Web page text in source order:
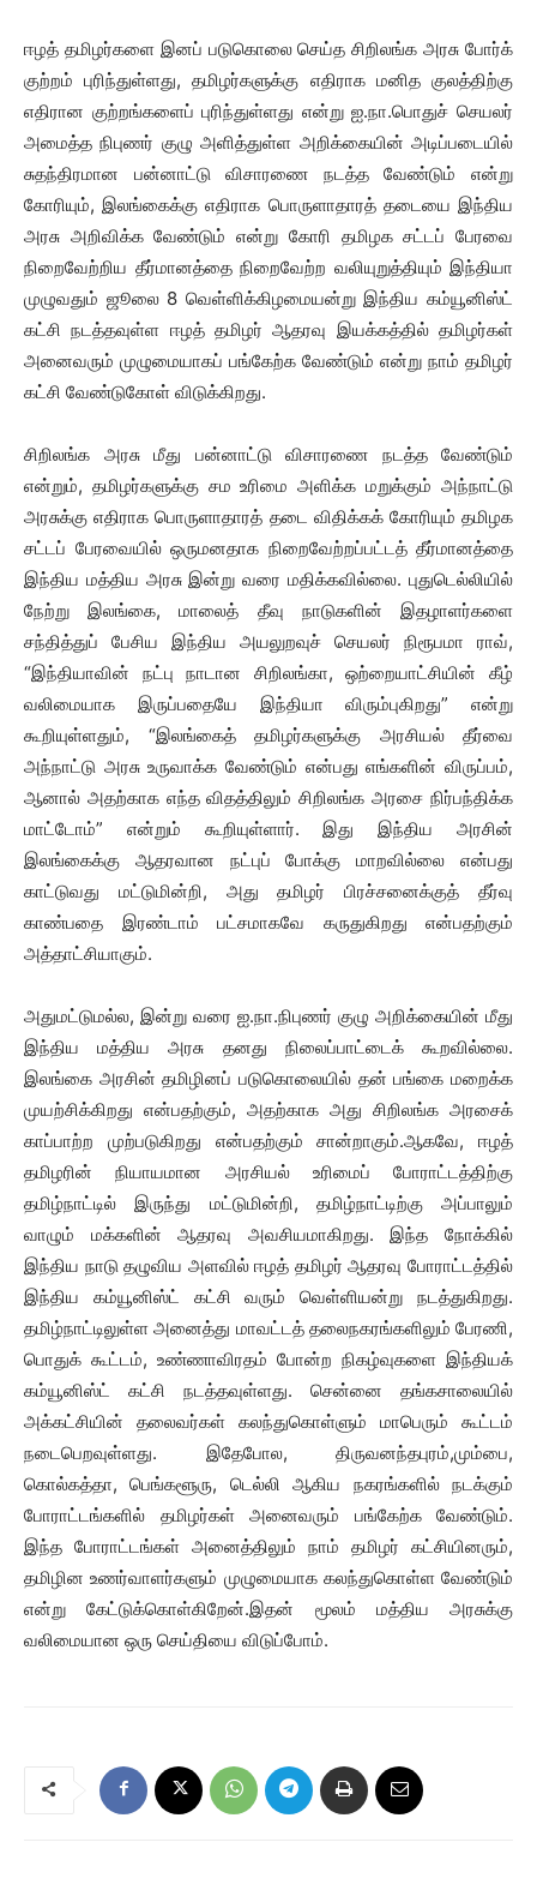
ஈழத் தமிழர்களை இனப் படுகொலை செய்த சிறிலங்க அரசு போர்க்
குற்றம் புரிந்துள்ளது, தமிழர்களுக்கு எதிராக மனித குலத்திற்கு
எதிரான குற்றங்களைப் புரிந்துள்ளது என்று ஐ.நா.பொதுச் செயலர்
அமைத்த நிபுணர் குழு அளித்துள்ள அறிக்கையின் அடிப்படையில்
சுதந்திரமான பன்னாட்டு விசாரணை நடத்த வேண்டும் என்று
கோரியும், இலங்கைக்கு எதிராக பொருளாதாரத் தடையை இந்திய
அரசு அறிவிக்க வேண்டும் என்று கோரி தமிழக சட்டப் பேரவை
நிறைவேற்றிய தீர்மானத்தை நிறைவேற்ற வலியுறுத்தியும் இந்தியா
முழுவதும் ஜூலை 8 வெள்ளிக்கிழமையன்று இந்திய கம்யூனிஸ்ட்
கட்சி நடத்தவுள்ள ஈழத் தமிழர் ஆதரவு இயக்கத்தில் தமிழர்கள்
அனைவரும் முழுமையாகப் பங்கேற்க வேண்டும் என்று நாம் தமிழர்
கட்சி வேண்டுகோள் விடுக்கிறது.
சிறிலங்க அரசு மீது பன்னாட்டு விசாரணை நடத்த வேண்டும்
என்றும், தமிழர்களுக்கு சம உரிமை அளிக்க மறுக்கும் அந்நாட்டு
அரசுக்கு எதிராக பொருளாதாரத் தடை விதிக்கக் கோரியும் தமிழக
சட்டப் பேரவையில் ஒருமனதாக நிறைவேற்றப்பட்டத் தீர்மானத்தை
இந்திய மத்திய அரசு இன்று வரை மதிக்கவில்லை. புதுடெல்லியில்
நேற்று இலங்கை, மாலைத் தீவு நாடுகளின் இதழாளர்களை
சந்தித்துப் பேசிய இந்திய அயலுறவுச் செயலர் நிரூபமா ராவ்,
“இந்தியாவின் நட்பு நாடான சிறிலங்கா, ஒற்றையாட்சியின் கீழ்
வலிமையாக இருப்பதையே இந்தியா விரும்புகிறது” என்று
கூறியுள்ளதும், “இலங்கைத் தமிழர்களுக்கு அரசியல் தீர்வை
அந்நாட்டு அரசு உருவாக்க வேண்டும் என்பது எங்களின் விருப்பம்,
ஆனால் அதற்காக எந்த விதத்திலும் சிறிலங்க அரசை நிர்பந்திக்க
மாட்டோம்” என்றும் கூறியுள்ளார். இது இந்திய அரசின்
இலங்கைக்கு ஆதரவான நட்புப் போக்கு மாறவில்லை என்பது
காட்டுவது மட்டுமின்றி, அது தமிழர் பிரச்சனைக்குத் தீர்வு
காண்பதை இரண்டாம் பட்சமாகவே கருதுகிறது என்பதற்கும்
அத்தாட்சியாகும்.
அதுமட்டுமல்ல, இன்று வரை ஐ.நா.நிபுணர் குழு அறிக்கையின் மீது
இந்திய மத்திய அரசு தனது நிலைப்பாட்டைக் கூறவில்லை.
இலங்கை அரசின் தமிழினப் படுகொலையில் தன் பங்கை மறைக்க
முயற்சிக்கிறது என்பதற்கும், அதற்காக அது சிறிலங்க அரசைக்
காப்பாற்ற முற்படுகிறது என்பதற்கும் சான்றாகும்.ஆகவே, ஈழத்
தமிழரின் நியாயமான அரசியல் உரிமைப் போராட்டத்திற்கு
தமிழ்நாட்டில் இருந்து மட்டுமின்றி, தமிழ்நாட்டிற்கு அப்பாலும்
வாழும் மக்களின் ஆதரவு அவசியமாகிறது. இந்த நோக்கில்
இந்திய நாடு தழுவிய அளவில் ஈழத் தமிழர் ஆதரவு போராட்டத்தில்
இந்திய கம்யூனிஸ்ட் கட்சி வரும் வெள்ளியன்று நடத்துகிறது.
தமிழ்நாட்டிலுள்ள அனைத்து மாவட்டத் தலைநகரங்களிலும் பேரணி,
பொதுக் கூட்டம், உண்ணாவிரதம் போன்ற நிகழ்வுகளை இந்தியக்
கம்யூனிஸ்ட் கட்சி நடத்தவுள்ளது. சென்னை தங்கசாலையில்
அக்கட்சியின் தலைவர்கள் கலந்துகொள்ளும் மாபெரும் கூட்டம்
நடைபெறவுள்ளது. இதேபோல, திருவனந்தபுரம்,மும்பை,
கொல்கத்தா, பெங்களூரு, டெல்லி ஆகிய நகரங்களில் நடக்கும்
போராட்டங்களில் தமிழர்கள் அனைவரும் பங்கேற்க வேண்டும்.
இந்த போராட்டங்கள் அனைத்திலும் நாம் தமிழர் கட்சியினரும்,
தமிழின உணர்வாளர்களும் முழுமையாக கலந்துகொள்ள வேண்டும்
என்று கேட்டுக்கொள்கிறேன்.இதன் மூலம் மத்திய அரசுக்கு
வலிமையான ஒரு செய்தியை விடுப்போம்.